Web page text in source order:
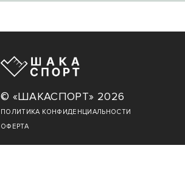
© «ШАКАСПОРТ» 2026
ПОЛИТИКА КОНФИДЕНЦИАЛЬНОСТИ
ОФЕРТА